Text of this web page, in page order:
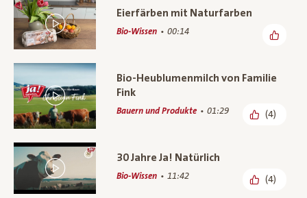
Eierfärben mit Naturfarben
Bio-Wissen 00:14
Bio-Heublumenmilch von Familie
Fink
Bauern und Produkte 01:29 (4)
30 Jahre Ja! Natürlich
Bio-Wissen 11:42 (4)